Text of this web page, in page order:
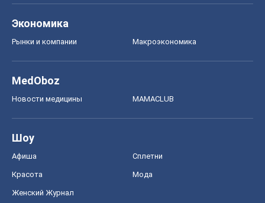
Экономика
Рынки и компании Mакроэкономика
MedOboz
Новости медицины MAMACLUB
Шоу
Афиша Сплетни
Красота Мода
Женский Журнал